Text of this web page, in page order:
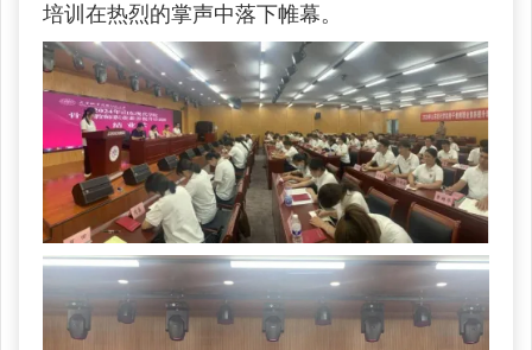
培训在热烈的掌声中落下帷幕。